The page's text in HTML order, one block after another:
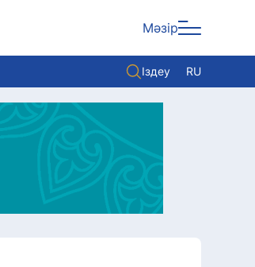
Мәзір
Іздеу RU